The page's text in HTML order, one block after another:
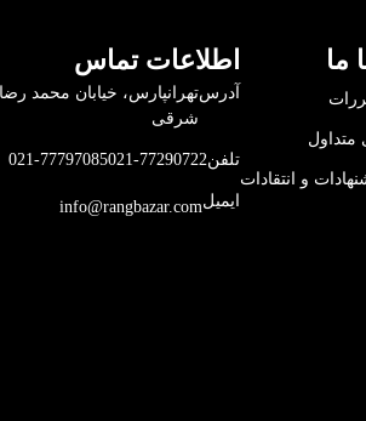
ما
و انتقادات
اطلاعات تماس
آدرس
شرقی
تلفن021-77290722
021-77797085
ایمیلinfo@rangbazar.com